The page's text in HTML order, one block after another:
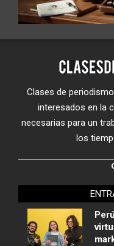
Clases de
interesados en la
necesarias para un
los